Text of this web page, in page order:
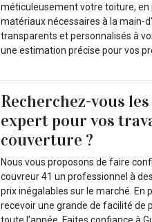
méticuleusement votre toiture,
matériaux nécessaires à la main-
transparents et personnalisés à
une estimation précise pour vos
Recherchez-vous
expert pour vos
couverture ?
Nous vous proposons de faire
couvreur 41 un professionnel à
prix inégalables sur le marché. En
recevoir une grande de facilité de